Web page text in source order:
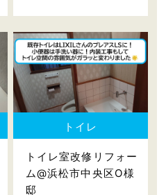
トイレ
トイレ室改修リフォー
ム@浜松市中央区O様
邸